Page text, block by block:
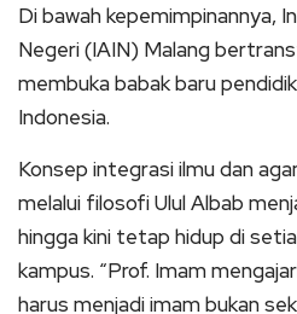
Di bawah kepemimpinannya,
Negeri (IAIN) Malang
membuka babak baru
Indonesia.
Konsep integrasi ilmu dan
melalui filosofi Ulul Albab
hingga kini tetap hidup di
kampus. “Prof. Imam
harus menjadi imam bukan